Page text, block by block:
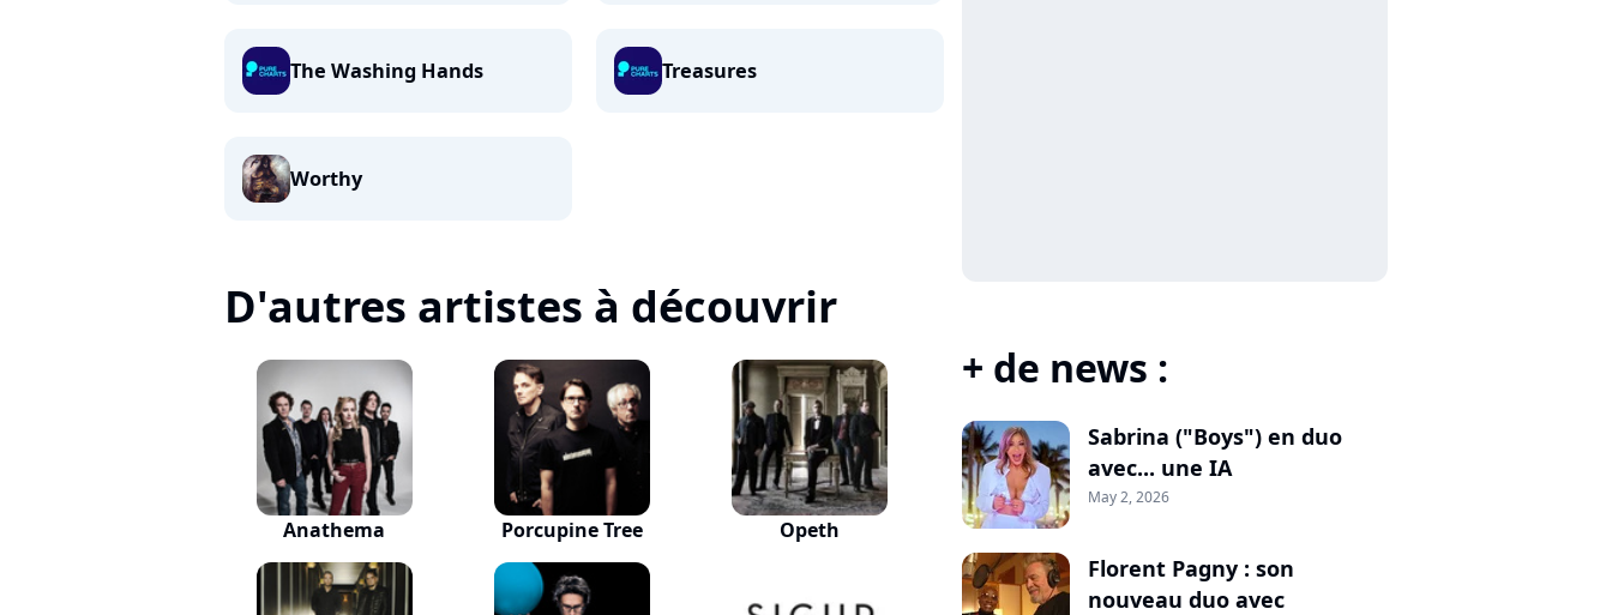
The Washing Hands Treasures
Worthy
D'autres artistes à découvrir
Anathema Porcupine Tree Opeth
+ de news :
Sabrina ("Boys") en duo
avec... une IA
May 2, 2026
Florent Pagny : son
nouveau duo avec